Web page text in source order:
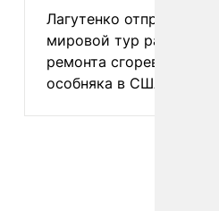
Лагутенко отправился в
мировой тур ради
ремонта сгоревшего
особняка в США